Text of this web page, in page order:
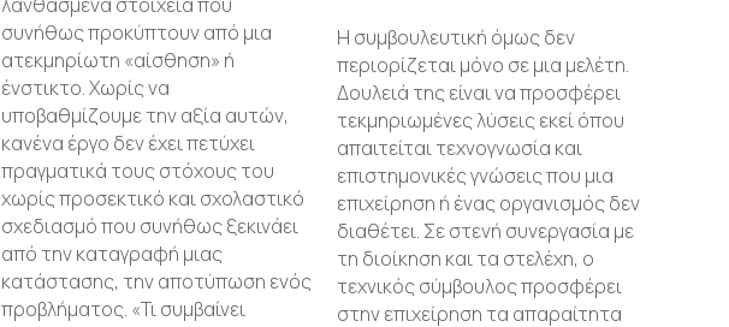
συνήθως προκύπτουν από μια
ατεκμηρίωτη «αίσθηση» ή
ένστικτο. Χωρίς να
υποβαθμίζουμε την αξία αυτών,
κανένα έργο δεν έχει πετύχει
πραγματικά τους στόχους του
χωρίς προσεκτικό και σχολαστικό
σχεδιασμό που συνήθως ξεκινάει
από την καταγραφή μιας
κατάστασης, την αποτύπωση ενός
προβλήματος. «Τι συμβαίνει
Η συμβουλευτική όμως δεν
περιορίζεται μόνο σε μια μελέτη.
Δουλειά της είναι να προσφέρει
τεκμηριωμένες λύσεις εκεί όπου
απαιτείται τεχνογνωσία και
επιστημονικές γνώσεις που μια
επιχείρηση ή ένας οργανισμός δεν
διαθέτει. Σε στενή συνεργασία με
τη διοίκηση και τα στελέχη, ο
τεχνικός σύμβουλος προσφέρει
στην επιχείρηση τα απαραίτητα